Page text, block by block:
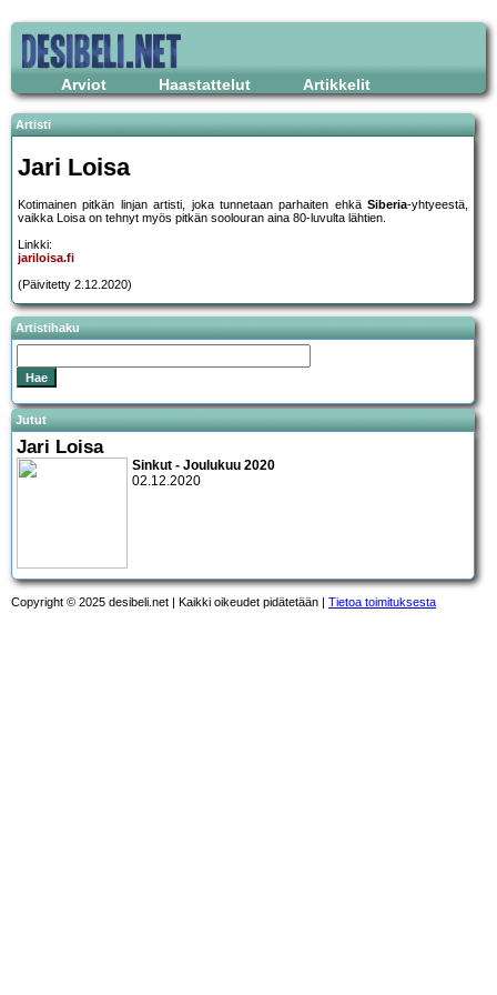
Arviot Haastattelut Artikkelit
Artisti
Jari Loisa
Kotimainen pitkän linjan artisti, joka tunnetaan parhaiten ehkä Siberia-yhtyeestä,
vaikka Loisa on tehnyt myös pitkän soolouran aina 80-luvulta lähtien.
Linkki:
jariloisa.fi
(Päivitetty 2.12.2020)
Artistihaku
Jutut
Jari Loisa
Sinkut - Joulukuu 2020
02.12.2020
Copyright © 2025 desibeli.net | Kaikki oikeudet pidätetään | Tietoa toimituksesta